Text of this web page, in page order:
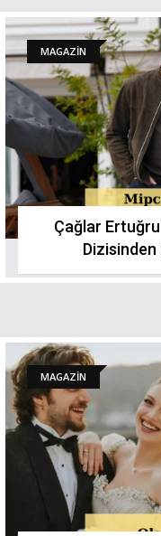
MAGAZİN
Çağlar
Dizisinden
MAGAZİN